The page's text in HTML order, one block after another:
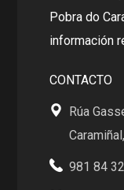
Pobra do
información
CONTACTO
Rúa
981 84